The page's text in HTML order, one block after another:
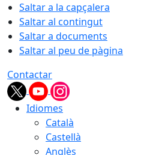
Saltar a la capçalera
Saltar al contingut
Saltar a documents
Saltar al peu de pàgina
Contactar
Idiomes
Català
Castellà
Anglès